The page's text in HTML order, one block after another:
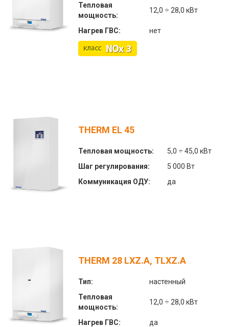
Тепловая
мощность:
12,0 ÷ 28,0 кВт
Нагрев ГВС: нет
THERM EL 45
Тепловая мощность:
5,0 ÷ 45,0 кВт
Шаг регулирования:
5 000 Вт
Коммуникация ОДУ:
да
THERM 28 LXZ.A, TLXZ.A
Тип:
настенный
Тепловая
мощность:
12,0 ÷ 28,0 кВт
Нагрев ГВС: да